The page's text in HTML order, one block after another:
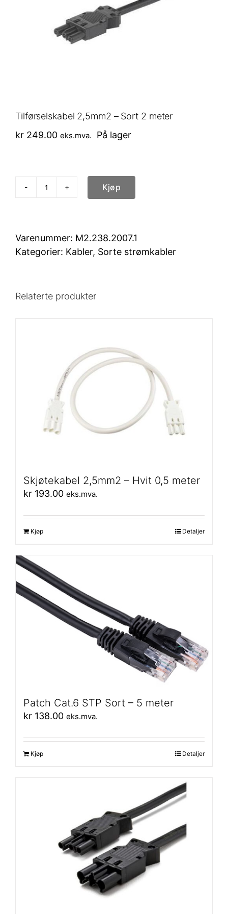
Tilførselskabel 2,5mm2 – Sort 2 meter
kr 249.00 eks.mva. På lager
Tilførselskabel
Sort
2
Kjøp
Varenummer: M2.238.2007.1
Kategorier: Kabler, Sorte strømkabler
Relaterte produkter
Skjøtekabel 2,5mm2 – Hvit 0,5 meter
kr 193.00 eks.mva.
Kjøp Detaljer
Patch Cat.6 STP Sort – 5 meter
kr 138.00 eks.mva.
Kjøp Detaljer